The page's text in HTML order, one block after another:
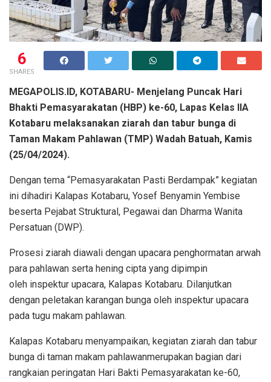
6
SHARES
MEGAPOLIS.ID, KOTABARU- Menjelang Puncak Hari
Bhakti Pemasyarakatan (HBP) ke-60, Lapas Kelas IIA
Kotabaru melaksanakan ziarah dan tabur bunga di
Taman Makam Pahlawan (TMP) Wadah Batuah, Kamis
(25/04/2024).
Dengan tema “Pemasyarakatan Pasti Berdampak” kegiatan
ini dihadiri Kalapas Kotabaru, Yosef Benyamin Yembise
beserta Pejabat Struktural, Pegawai dan Dharma Wanita
Persatuan (DWP).
Prosesi ziarah diawali dengan upacara penghormatan arwah
para pahlawan serta hening cipta yang dipimpin
oleh inspektur upacara, Kalapas Kotabaru. Dilanjutkan
dengan peletakan karangan bunga oleh inspektur upacara
pada tugu makam pahlawan.
Kalapas Kotabaru menyampaikan, kegiatan ziarah dan tabur
bunga di taman makam pahlawanmerupakan bagian dari
rangkaian peringatan Hari Bakti Pemasyarakatan ke-60,